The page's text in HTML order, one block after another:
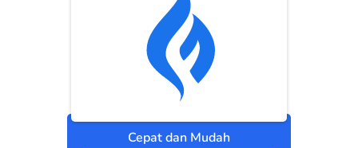
Cepat dan Mudah